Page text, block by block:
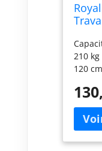
De
x
en
210
120
Acier